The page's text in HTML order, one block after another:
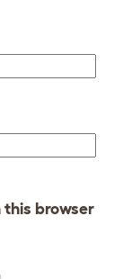
this browser